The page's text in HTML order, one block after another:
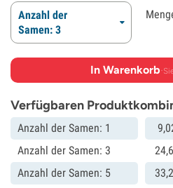
Anzahl der
Samen: 3
In Warenkorb·
Verfügbaren
Anzahl der Samen: 1 9,
Anzahl der Samen: 3 24,
Anzahl der Samen: 5 33,